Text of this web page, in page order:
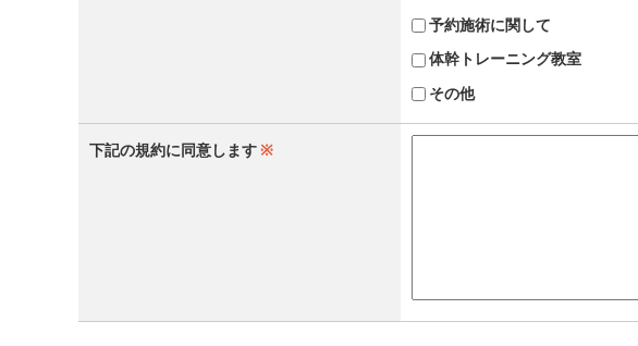
予約施術に関して
体幹トレーニング教室
その他
下記の規約に同意します※